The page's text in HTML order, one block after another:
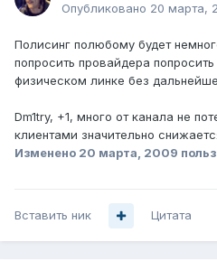
Опубликовано 20 марта,
Полисинг полюбому будет
попросить провайдера
физическом линке без
Dm1try, +1, много от канала не
клиентами значительно
Изменено 20 марта, 2009
Вставить ник Цитата